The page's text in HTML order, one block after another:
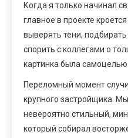
Когда я только начинал
главное в проекте
выверять тени,
спорить с коллегами о
картинка была самоцелью.
Переломный момент
крупного застройщика.
невероятно стильный,
который собирал